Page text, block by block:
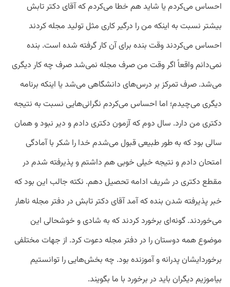
احساس می‌کردم یا شاید هم خطا می‌کردم که آقای دکتر تابش
بیشتر نسبت به اینکه من را درگیر کاری مثل تولید مجله کردند
احساس می‌کردند وقت بنده برای آن کار گرفته شده است. بنده
نمی‌دانم واقعاً اگر وقت من صرف مجله نمی‌شد صرف چه کار دیگری
می‌شد. صرف تمرکز بر درس‌های دانشگاهی می‌شد یا اینکه برنامه
دیگری می‌چیدم؛ اما احساس می‌کردم نگرانی‌هایی نسبت به نتیجه
دکتری من دارد. سال دوم که آزمون دکتری دادم و دیر نبود و همان
سالی بود که به طور طبیعی قبول می‌شدم خدا را شکر با آمادگی
امتحان دادم و نتیجه خیلی خوبی هم داشتم و پذیرفته شدم در
مقطع دکتری در شریف ادامه تحصیل دهم. نکته جالب این بود که
خبر پذیرفته شدن بنده که آمد آقای دکتر تابش در دفتر مجله ناهار
می‌خوردند. گونه‌ای برخورد کردند که به شادی و خوشحالی این
موضوع همه دوستان را در دفتر مجله دعوت کرد. از جهات مختلفی
برخورد‌ایشان پدرانه و آموزنده بود. چه بخش‌هایی را توانستیم
بیاموزیم دیگران باید در برخورد با ما بگویند.